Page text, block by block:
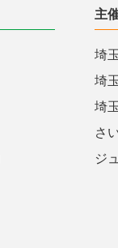
主
埼
埼
埼
さ
ジ